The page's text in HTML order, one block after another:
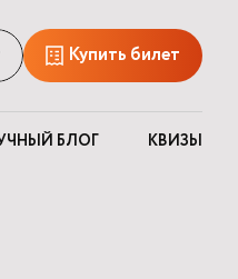
Купить билет
БЛОГ КВИЗЫ